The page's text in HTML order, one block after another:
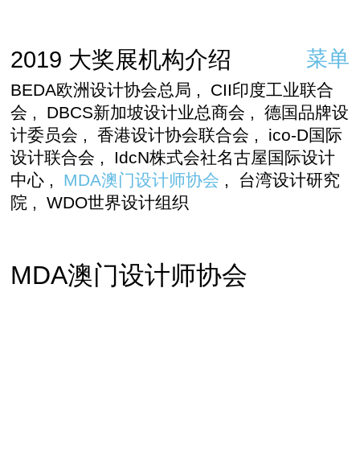
菜单
2019 大奖展机构介绍
BEDA欧洲设计协会总局 , CII印度工业联合
会 , DBCS新加坡设计业总商会 ,德国品牌设
计委员会 ,香港设计协会联合会 , ico-D国际
设计联合会 , IdcN株式会社名古屋国际设计
中心 , MDA澳门设计师协会 , 台湾设计研究
院 ,WDO世界设计组织
MDA澳门设计师协会